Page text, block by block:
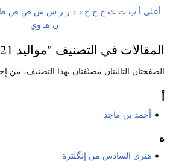
أعلى أ ب ت ث ج ح خ د ذ ر ز س ش ص ض
ن هـ وي
المقالات في التصنيف "مواليد 1421"
الصفحتان التاليتان مصنّفتان بهذا التصنيف، من
أحمد بن ماجد
ه
هنري السادس من إنگلترة